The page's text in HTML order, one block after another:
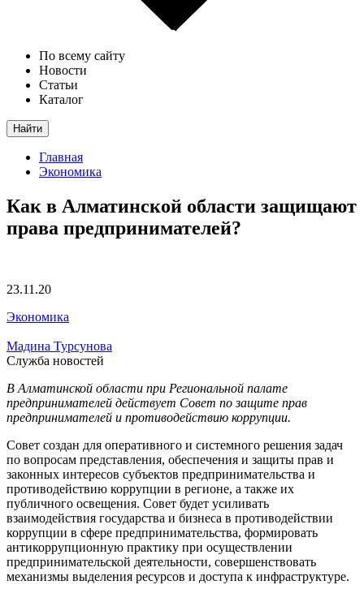
По всему сайту
Новости
Статьи
Каталог
Найти
Главная
Экономика
Как в Алматинской области защищают
права предпринимателей?
23.11.20
Экономика
Мадина Турсунова
Служба новостей
В Алматинской области при Региональной палате
предпринимателей действует Совет по защите прав
предпринимателей и противодействию коррупции.
Совет создан для оперативного и системного решения задач
по вопросам представления, обеспечения и защиты прав и
законных интересов субъектов предпринимательства и
противодействию коррупции в регионе, а также их
публичного освещения. Совет будет усиливать
взаимодействия государства и бизнеса в противодействии
коррупции в сфере предпринимательства, формировать
антикоррупционную практику при осуществлении
предпринимательской деятельности, совершенствовать
механизмы выделения ресурсов и доступа к инфраструктуре.